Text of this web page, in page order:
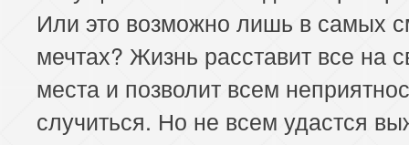
Или это возможно лишь в самых
мечтах? Жизнь расставит все на
места и позволит всем
случиться. Но не всем удастся